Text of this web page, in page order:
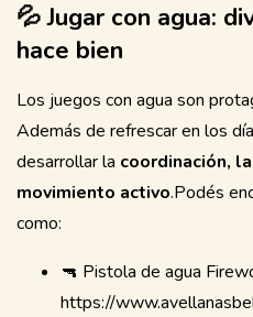
💦 Jugar con agua:
hace bien
Los juegos con agua son
Además de refrescar en los
desarrollar la coordinación,
movimiento activo.Podés
como:
🔫 Pistola de agua
https://